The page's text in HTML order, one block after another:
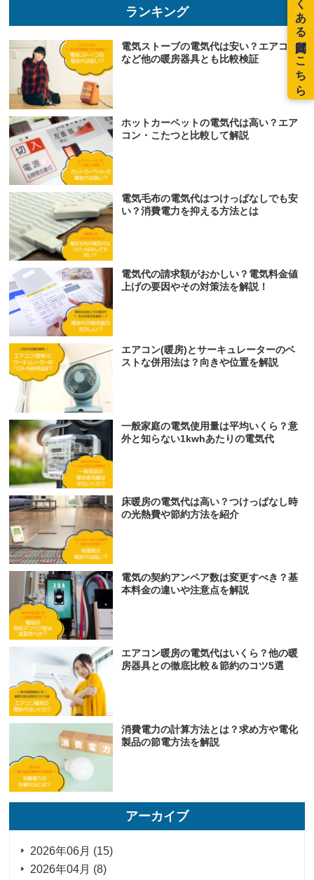
ランキング
電気ストーブの電気代は安い？エアコン
など他の暖房器具とも比較検証
ホットカーペットの電気代は高い？エア
コン・こたつと比較して解説
電気毛布の電気代はつけっぱなしでも安
い？消費電力を抑える方法とは
電気代の請求額がおかしい？電気料金値
上げの要因やその対策法を解説！
エアコン(暖房)とサーキュレーターのベ
ストな併用法は？向きや位置を解説
一般家庭の電気使用量は平均いくら？意
外と知らない1kwhあたりの電気代
床暖房の電気代は高い？つけっぱなし時
の光熱費や節約方法を紹介
電気の契約アンペア数は変更すべき？基
本料金の違いや注意点を解説
エアコン暖房の電気代はいくら？他の暖
房器具との徹底比較＆節約のコツ5選
消費電力の計算方法とは？求め方や電化
製品の節電方法を解説
アーカイブ
2026年06月 (15)
2026年04月 (8)